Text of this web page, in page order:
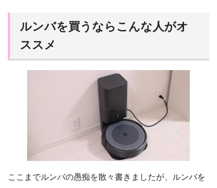
ルンバを買うならこんな人がオ
ススメ
ここまでルンバの愚痴を散々書きましたが、ルンバを